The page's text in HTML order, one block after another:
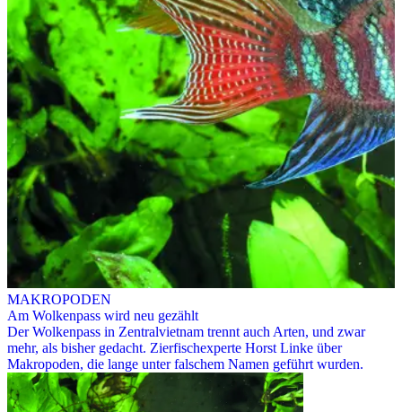
MAKROPODEN
Am Wolkenpass wird neu gezählt
Der Wolkenpass in Zentralvietnam trennt auch Arten, und zwar
mehr, als bisher gedacht. Zierfischexperte Horst Linke über
Makropoden, die lange unter falschem Namen geführt wurden.